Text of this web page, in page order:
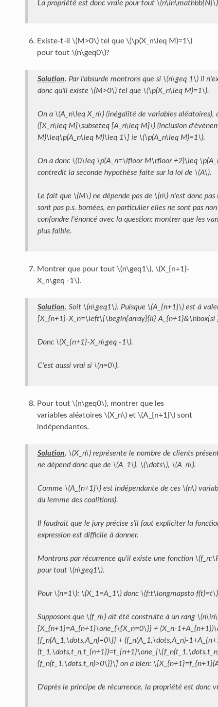
La propriété est donc vraie pour tout
Existe-t-il \(M>0\) tel que \(\p(X_n\leq M)=1\)
pour tout \(n\geq0\)?
Solution. Par l'absurde montrons que si \(n\geq 1\) il
donc qu'il existe \(M>0\) tel que \(\p(X_n\leq M)=1\).
On a \(A_n\leq X_n\) (inégalité de variables
([X_n\leq M]\subseteq [A_n\leq M]\) (inclusion
M)\leq\p(A_n\leq M)\leq 1\] ie \(\p(A_n\leq M)=1\).
On a donc \(0\leq \p(A_n=\lfloor M\rfloor +2)\leq
contredit la seconde hypothèse faite sur la loi de \(A\).
Le fait que \(M\) ne dépende pas de \(n\) n'est donc
sont pas p.s. bornées, en particulier elles ne sont pas
confondre l'énoncé avec la question: montrer que les
plus faible.
Montrer que pour tout \(n\geq1\), \(X_{n+1}-
X_n\geq -1\).
Solution. Soit \(n\geq1\). Puisque \(A_{n+1}\) est à
[X_{n+1}-X_n=\left\{\begin{array}{ll}
Donc \(X_{n+1}-X_n\geq -1\).
C'est aussi vrai si \(n=0\).
Pour tout \(n\geq0\), montrer que les
variables aléatoires \(X_n\) et \(A_{n+1}\) sont
indépendantes.
Solution. \(X_n\) représente le nombre de clients
ne dépend donc que de \(A_1\), \(\dots\), \(A_n\).
Comme \(A_{n+1}\) est indépendante de ces \(n\)
du lemme des coalitions).
Il faudrait que le jury précise s'il faut expliciter la
expression est difficile à donner.
Montrons par récurrence qu'il existe une fonction
pour tout \(n\geq1\).
Pour \(n=1\): \(X_1=A_1\) donc \(f:t\longmapsto
Supposons que \(f_n\) ait été construite à un rang
[X_{n+1}=A_{n+1}\one_{\{X_n=0\}} + (X_n-
{f_n(A_1,\dots,A_n)=0\}} + (f_n(A_1,\dots,A_n)-
{f_n(t_1,\dots,t_n)>0\}}\] on a bien:
D'après le principe de récurrence, la propriété est donc